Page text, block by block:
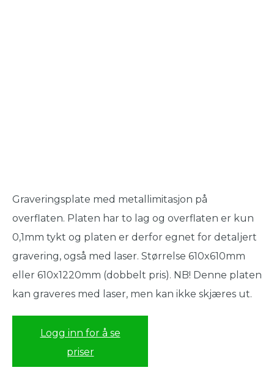
Graveringsplate med metallimitasjon på
overflaten. Platen har to lag og overflaten er kun
0,1mm tykt og platen er derfor egnet for detaljert
gravering, også med laser. Størrelse 610x610mm
eller 610x1220mm (dobbelt pris). NB! Denne platen
kan graveres med laser, men kan ikke skjæres ut.
Logg inn for å se
priser